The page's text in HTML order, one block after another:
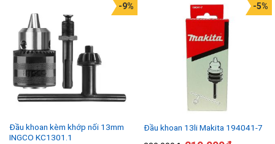
Đầu khoan kèm khớp nối 13mm
INGCO KC1301.1
-9%
Đầu khoan 13li Makita 194041-7
-5%